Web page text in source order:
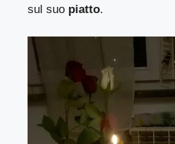
sul suo piatto.